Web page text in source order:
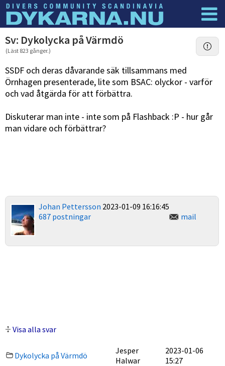
Dyknyheter Logga in
Sv: Dykolycka på Värmdö
(Läst 823 gånger.)
SSDF och deras dåvarande säk tillsammans med
Örnhagen presenterade, lite som BSAC: olyckor - varför
och vad åtgärda för att förbättra.
Diskuterar man inte - inte som på Flashback :P - hur går
man vidare och förbättrar?
Johan Pettersson 2023-01-09 16:16:45
687 postningar
mail
Visa alla svar
Dykolycka på Värmdö
Jesper
Halwar
2023-01-06
15:27